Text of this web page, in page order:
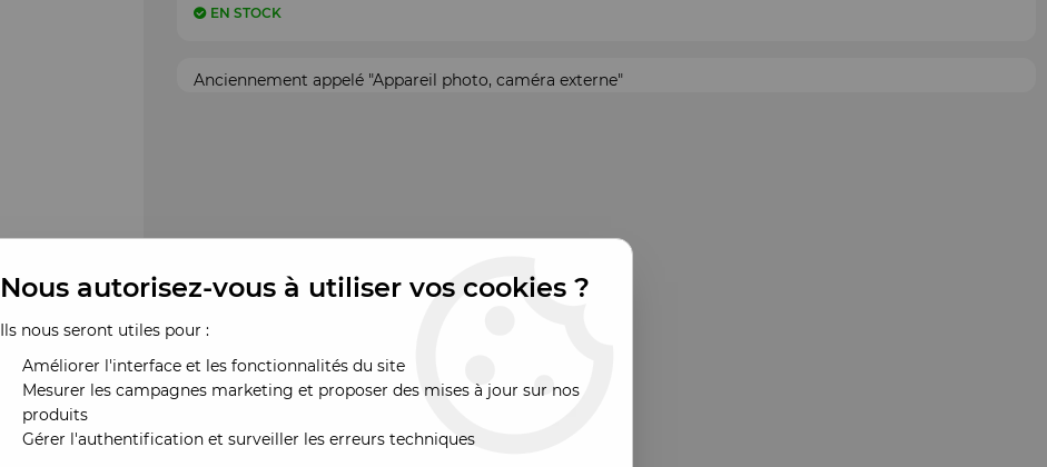
EN STOCK
Anciennement appelé "Appareil photo, caméra externe"
Nous autorisez-vous à utiliser vos cookies ?
Ils nous seront utiles pour :
Améliorer l'interface et les fonctionnalités du site
Mesurer les campagnes marketing et proposer des mises à jour sur nos
produits
Gérer l'authentification et surveiller les erreurs techniques